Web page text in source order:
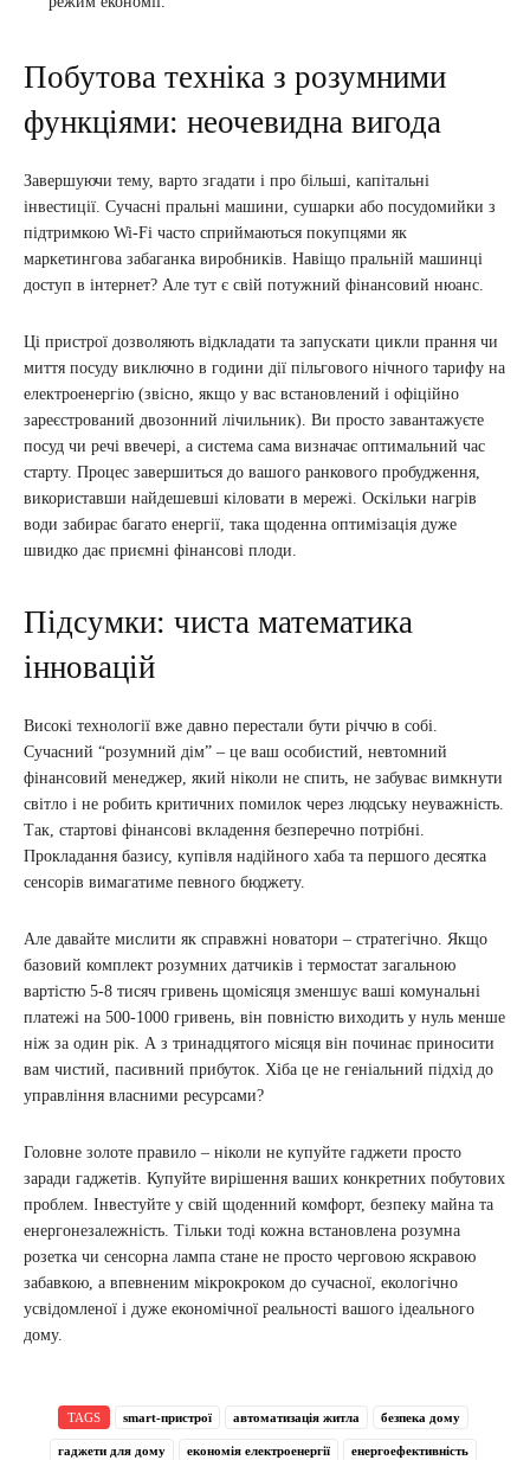
Побутова техніка з розумними
функціями: неочевидна вигода
Завершуючи тему, варто згадати і про більші, капітальні
інвестиції. Сучасні пральні машини, сушарки або посудомийки з
підтримкою Wi-Fi часто сприймаються покупцями як
маркетингова забаганка виробників. Навіщо пральній машинці
доступ в інтернет? Але тут є свій потужний фінансовий нюанс.
Ці пристрої дозволяють відкладати та запускати цикли прання чи
миття посуду виключно в години дії пільгового нічного тарифу на
електроенергію (звісно, якщо у вас встановлений і офіційно
зареєстрований двозонний лічильник). Ви просто завантажуєте
посуд чи речі ввечері, а система сама визначає оптимальний час
старту. Процес завершиться до вашого ранкового пробудження,
використавши найдешевші кіловати в мережі. Оскільки нагрів
води забирає багато енергії, така щоденна оптимізація дуже
швидко дає приємні фінансові плоди.
Підсумки: чиста математика
інновацій
Високі технології вже давно перестали бути річчю в собі.
Сучасний “розумний дім” – це ваш особистий, невтомний
фінансовий менеджер, який ніколи не спить, не забуває вимкнути
світло і не робить критичних помилок через людську неуважність.
Так, стартові фінансові вкладення безперечно потрібні.
Прокладання базису, купівля надійного хаба та першого десятка
сенсорів вимагатиме певного бюджету.
Але давайте мислити як справжні новатори – стратегічно. Якщо
базовий комплект розумних датчиків і термостат загальною
вартістю 5-8 тисяч гривень щомісяця зменшує ваші комунальні
платежі на 500-1000 гривень, він повністю виходить у нуль менше
ніж за один рік. А з тринадцятого місяця він починає приносити
вам чистий, пасивний прибуток. Хіба це не геніальний підхід до
управління власними ресурсами?
Головне золоте правило – ніколи не купуйте гаджети просто
заради гаджетів. Купуйте вирішення ваших конкретних побутових
проблем. Інвестуйте у свій щоденний комфорт, безпеку майна та
енергонезалежність. Тільки тоді кожна встановлена розумна
розетка чи сенсорна лампа стане не просто черговою яскравою
забавкою, а впевненим мікрокроком до сучасної, екологічно
усвідомленої і дуже економічної реальності вашого ідеального
дому.
TAGS smart-пристрої автоматизація житла безпека дому
гаджети для дому економія електроенергії енергоефективність